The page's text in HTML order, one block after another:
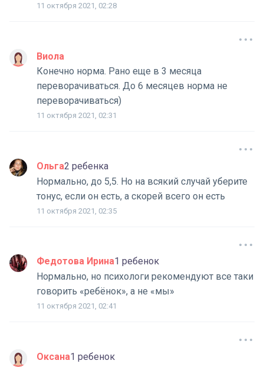
11 октября 2021, 02:28
Виола
Конечно норма. Рано еще в 3 месяца
переворачиваться. До 6 месяцев норма не
переворачиваться)
11 октября 2021, 02:31
Ольга2 ребенка
Нормально, до 5,5. Но на всякий случай уберите
тонус, если он есть, а скорей всего он есть
11 октября 2021, 02:35
Федотова Ирина1 ребенок
Нормально, но психологи рекомендуют все таки
говорить «ребёнок», а не «мы»
11 октября 2021, 02:41
Оксана1 ребенок